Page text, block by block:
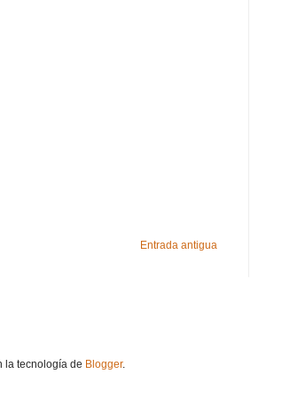
Entrada antigua
la tecnología de Blogger.